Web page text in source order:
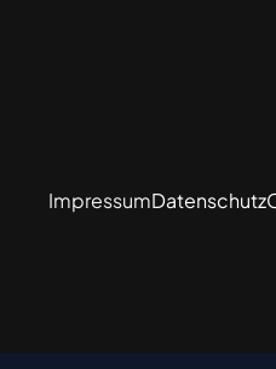
ImpressumDatenschutz